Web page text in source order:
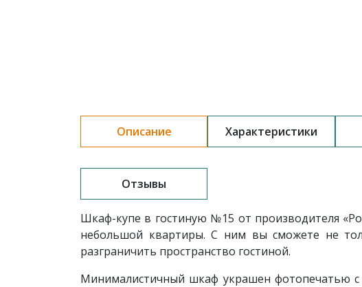
Описание Характеристики
Отзывы
Шкаф-купе в гостиную №15 от производителя
небольшой квартиры. С ним вы сможете не
разграничить пространство гостиной.
Минималистичный шкаф украшен фотопечатью